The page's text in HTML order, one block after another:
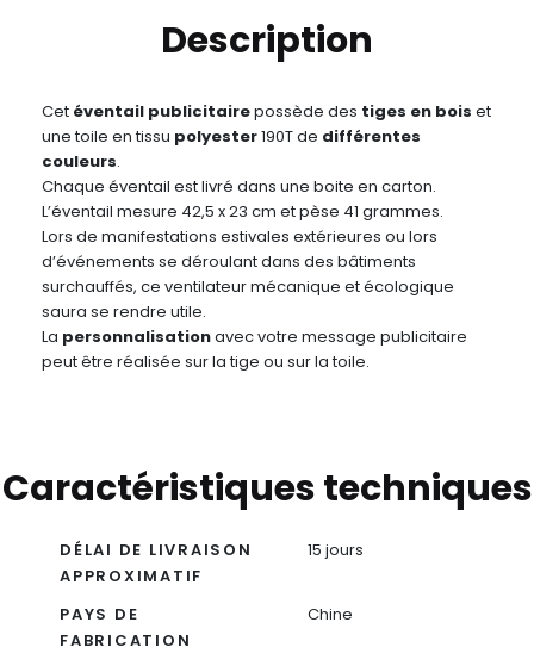
Description
Cet éventail publicitairepossède des tiges en bois et
une toile en tissu polyester190T de différentes
couleurs.
Chaque éventail est livré dans une boite en carton.
L’éventail mesure 42,5 x 23 cm et pèse 41 grammes.
Lors de manifestations estivales extérieures ou lors
d’événements se déroulant dans des bâtiments
surchauffés, ce ventilateur mécanique et écologique
saura se rendre utile.
La personnalisationavec votre message publicitaire
peut être réalisée sur la tige ou sur la toile.
Caractéristiques techniques
DÉLAI DE LIVRAISON
APPROXIMATIF
15 jours
PAYS DE
FABRICATION
Chine